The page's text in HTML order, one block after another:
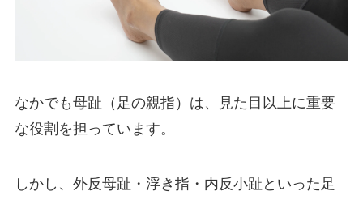
なかでも母趾（足の親指）は、見た目以上に重要
な役割を担っています。
しかし、外反母趾・浮き指・内反小趾といった足